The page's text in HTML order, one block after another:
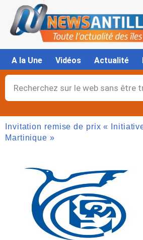
contenu
A la Une Vidéos Actualité
Rechercher
Invitation remise de prix «
Martinique »